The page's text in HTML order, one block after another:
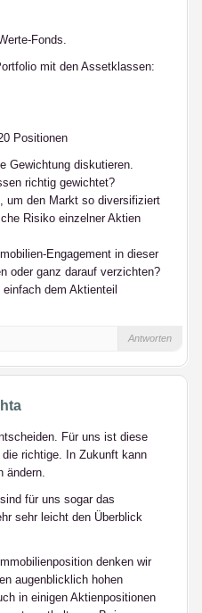
Fonds.
mit den Assetklassen:
Positionen
Gewichtung diskutieren.
richtig gewichtet?
um den Markt so diversifiziert
Risiko einzelner Aktien
Engagement in dieser
oder ganz darauf verzichten?
dem Aktienteil
Antworten
Für uns ist diese
richtige. In Zukunft kann
ändern.
für uns sogar das
sehr leicht den Überblick
denken wir
augenblicklich hohen
in einigen Aktienpositionen